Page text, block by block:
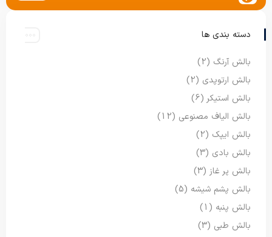
دسته بندی ها
بالش آرنگ (2)
بالش ارتوپدی (2)
بالش استیکر(6)
بالش الیاف مصنوعی (12)
بالش ایپک (2)
بالش بادی (3)
بالش پر غاز (3)
بالش پشم شیشه (5)
بالش پنبه (1)
بالش طبی (3)